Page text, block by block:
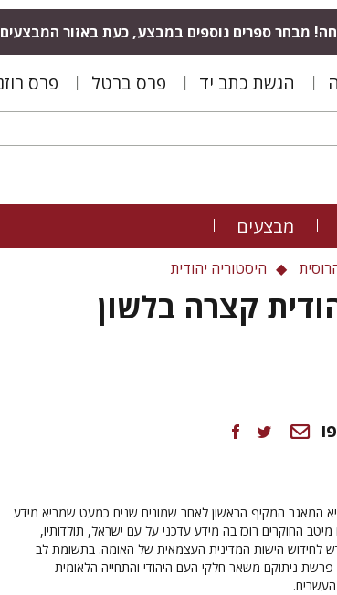
מבחר ספרים נוספים במבצע, כעת באזור
הגשת כתב יד פרס ברטל פרס
מבצעים
היסטוריה יהודית
קצרה בלשון
המאגר המקיף הראשון לאחר שמונים שנים כמעט שמביא מידע
מיטב החוקרים רוכז בה מידע עדכני על עם ישראל, תולדותיו,
לחידוש הישות המדינית העצמאית של האומה. בתשומת לב
פרשת ניתוקם משאר חלקי העם היהודי והתחייה הלאומית